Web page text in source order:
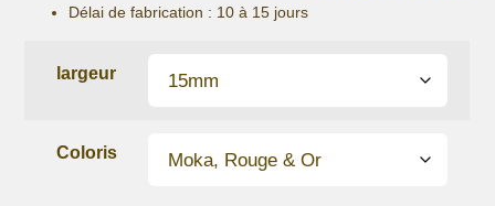
Délai de fabrication : 10 à 15 jours
largeur
Coloris